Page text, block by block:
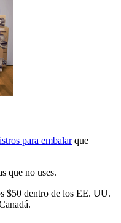
para embalarque
que no uses.
$50 dentro de los EE. UU.